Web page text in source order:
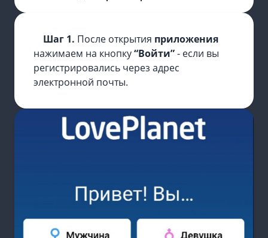
Шаг 1. После открытия приложения
нажимаем на кнопку“Войти”- если вы
регистрировались через адрес
электронной почты.